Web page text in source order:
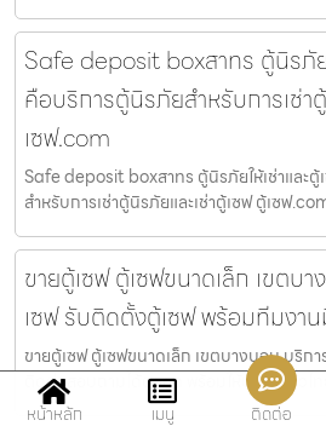
Safe deposit boxสาทร ตู้นิรภัยใ
คือบริการตู้นิรภัยสำหรับการเช่า
เซฟ.com
Safe deposit boxสาทร ตู้นิรภัยให้เช่าและตู้
สำหรับการเช่าตู้นิรภัยและเช่าตู้เซฟ ตู้เซฟ
ขายตู้เซฟ ตู้เซฟขนาดเล็ก เขตบ
เซฟ รับติดตั้งตู้เซฟ พร้อมทีมงา
ขายตู้เซฟ ตู้เซฟขนาดเล็ก เขตบางบอน บริก
ติดต่อสอบถามได้ตลอด พร้อมให้บริการทั่วไ
หน้าหลัก
เมนู ติดต่อ